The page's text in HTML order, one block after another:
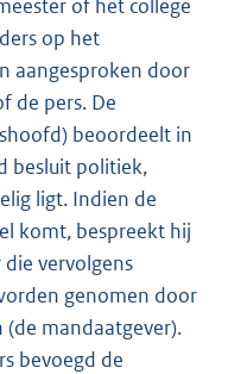
of het college
op het
aangesproken door
de pers. De
beoordeelt in
besluit politiek,
ligt. Indien de
komt, bespreekt hij
vervolgens
genomen door
(de mandaatgever).
bevoegd de